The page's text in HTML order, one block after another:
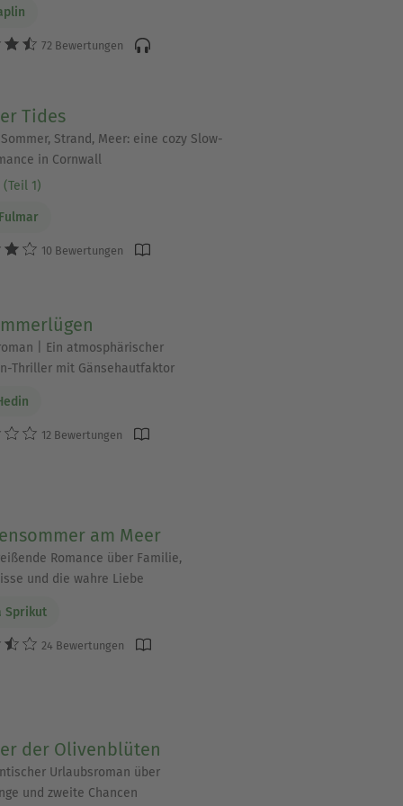
sind Bücher für den
noch eine Spur
mit Romance
beiden Welten.
sein. In unseren
für alle, die wirklich
eBook und Hörbuch
Leseerlebnis.
72 Bewertungen
Tides
Strand, Meer: eine cozy Slow-
in Cornwall
1)
10 Bewertungen
| Ein atmosphärischer
Thriller mit Gänsehautfaktor
12 Bewertungen
am Meer
Romance über Familie,
und die wahre Liebe
Sprikut
24 Bewertungen
der Olivenblüten
Urlaubsroman über
und zweite Chancen